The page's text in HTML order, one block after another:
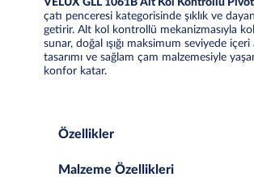
VELUX GLL 1061B Alt Kol Kontrollü
çatı penceresi kategorisinde şıklık ve
getirir. Alt kol kontrollü mekanizmasıyla
sunar, doğal ışığı maksimum seviyede içeri
tasarımı ve sağlam çam malzemesiyle
konfor katar.
Özellikler
Malzeme Özellikleri